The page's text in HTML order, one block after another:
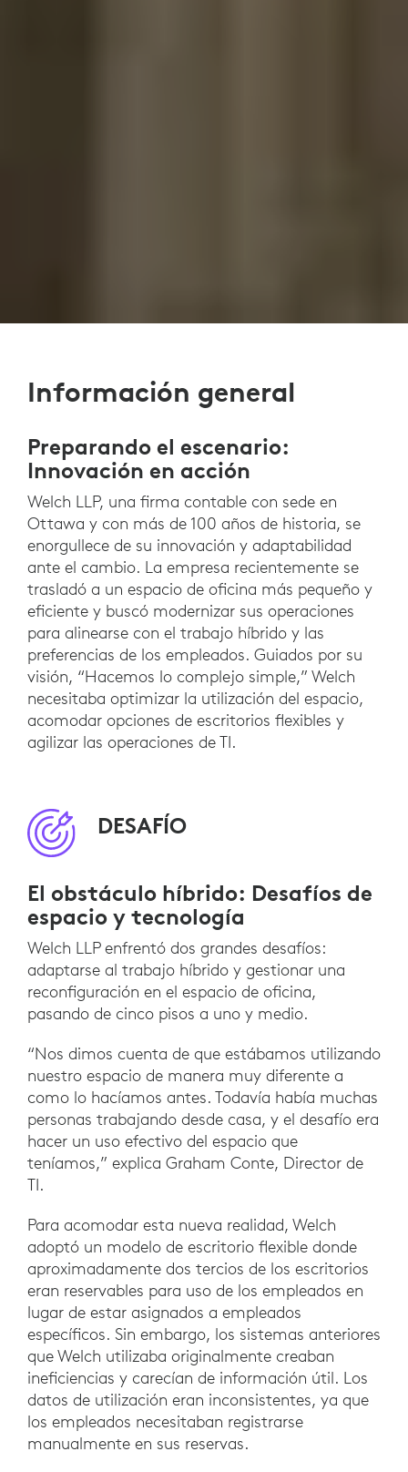
Información general
Preparando el escenario:
Innovación en acción
Welch LLP, una firma contable con sede en
Ottawa y con más de 100 años de historia, se
enorgullece de su innovación y adaptabilidad
ante el cambio. La empresa recientemente se
trasladó a un espacio de oficina más pequeño y
eficiente y buscó modernizar sus operaciones
para alinearse con el trabajo híbrido y las
preferencias de los empleados. Guiados por su
visión, “Hacemos lo complejo simple,” Welch
necesitaba optimizar la utilización del espacio,
acomodar opciones de escritorios flexibles y
agilizar las operaciones de TI.
DESAFÍO
El obstáculo híbrido: Desafíos de
espacio y tecnología
Welch LLP enfrentó dos grandes desafíos:
adaptarse al trabajo híbrido y gestionar una
reconfiguración en el espacio de oficina,
pasando de cinco pisos a uno y medio.
“Nos dimos cuenta de que estábamos utilizando
nuestro espacio de manera muy diferente a
como lo hacíamos antes. Todavía había muchas
personas trabajando desde casa, y el desafío era
hacer un uso efectivo del espacio que
teníamos,” explica Graham Conte, Director de
TI.
Para acomodar esta nueva realidad, Welch
adoptó un modelo de escritorio flexible donde
aproximadamente dos tercios de los escritorios
eran reservables para uso de los empleados en
lugar de estar asignados a empleados
específicos. Sin embargo, los sistemas anteriores
que Welch utilizaba originalmente creaban
ineficiencias y carecían de información útil. Los
datos de utilización eran inconsistentes, ya que
los empleados necesitaban registrarse
manualmente en sus reservas.